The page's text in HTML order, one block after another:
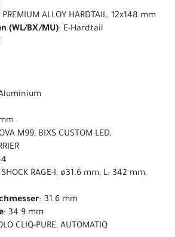
PREMIUM ALLOY HARDTAIL, 12x148 mm
(WL/BX/MU): E-Hardtail
M99, BIXS CUSTOM LED,
RAGE-I, ø31.6 mm, L: 342 mm,
: 31.6 mm
: 34.9 mm
CLIQ-PURE, AUTOMATIQ